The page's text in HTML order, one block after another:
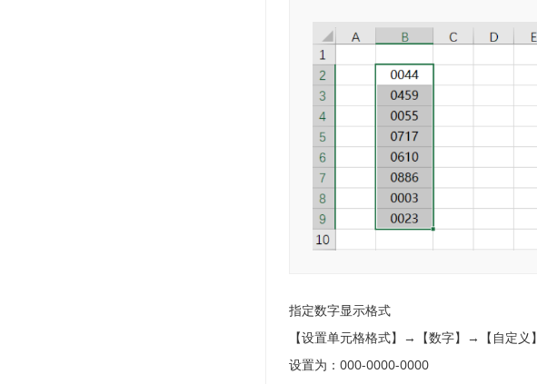
指定数字显示格式
【设置单元格格式】→【数字】→【自定义】
设置为：000-0000-0000